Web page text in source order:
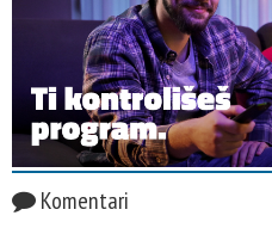
Komentari